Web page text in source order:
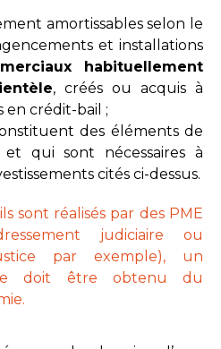
amortissables selon le
et installations
habituellement
, créés ou acquis à
en crédit-bail ;
des éléments de
et qui sont nécessaires à
cités ci-dessus.
sont réalisés par des PME
judiciaire ou
par exemple), un
doit être obtenu du